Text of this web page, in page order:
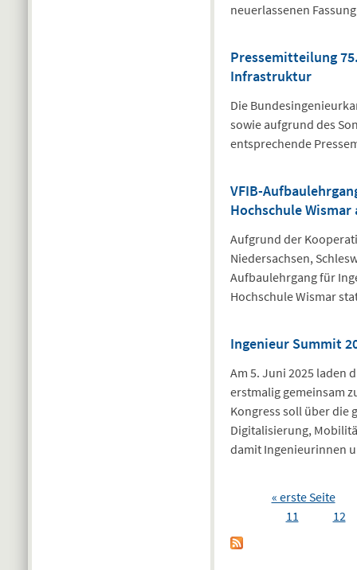
neuerlassenen
Pressemitteilung
Infrastruktur
Die
sowie aufgrund des
entsprechende
VFIB-
Hochschule Wismar
Aufgrund der
Niedersachsen,
Aufbaulehrgang für
Hochschule Wismar
Ingenieur Summit
Am 5. Juni 2025 laden
erstmalig gemeinsam
Kongress soll über die
Digitalisierung,
damit Ingenieurinnen
« erste Seite
11
12